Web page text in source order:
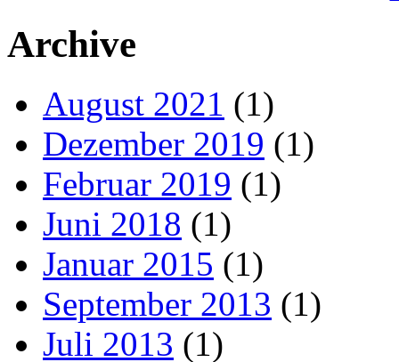
Archive
August 2021 (1)
Dezember 2019 (1)
Februar 2019 (1)
Juni 2018 (1)
Januar 2015 (1)
September 2013 (1)
Juli 2013 (1)